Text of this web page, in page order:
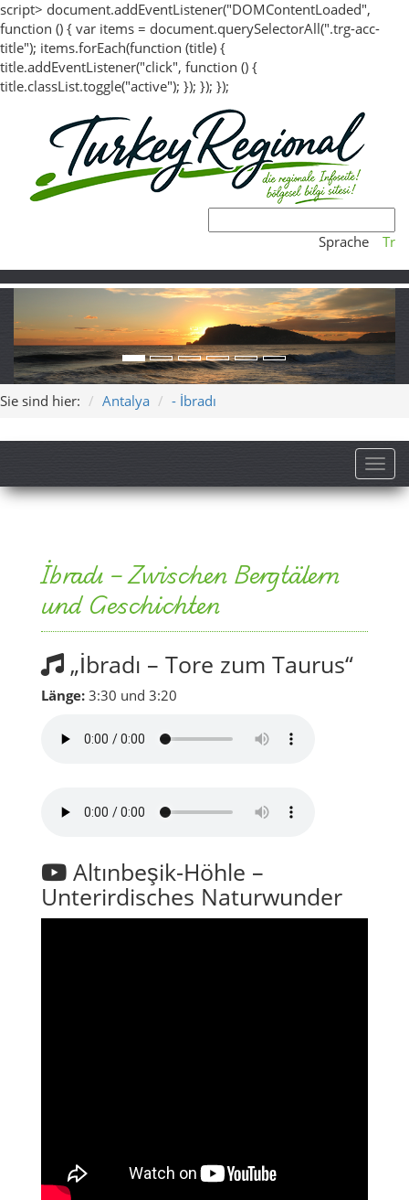
script> document.addEventListener("DOMContentLoaded",
function () { var items = document.querySelectorAll(".trg-acc-
title"); items.forEach(function (title) {
title.addEventListener("click", function () {
title.classList.toggle("active"); }); }); });
Sprache Tr
Sie sind hier: Antalya - İbradı
İbradı – Zwischen Bergtälern
und Geschichten
„İbradı – Tore zum Taurus“
Länge: 3:30 und 3:20
Altınbeşik-Höhle –
Unterirdisches Naturwunder